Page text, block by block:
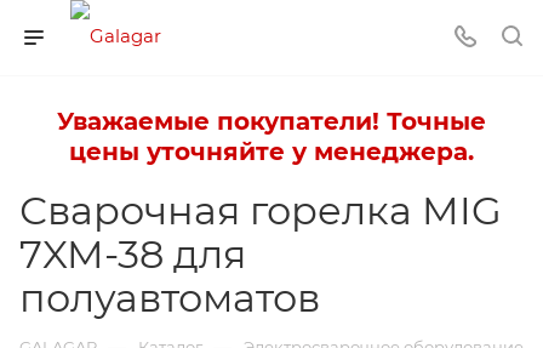
Уважаемые покупатели! Точные
цены уточняйте у менеджера.
Сварочная горелка MIG
7XM-38 для
полуавтоматов